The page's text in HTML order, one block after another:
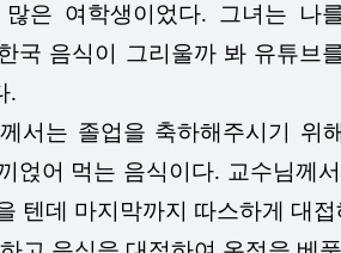
은 여학생이었다. 그녀는
국 음식이 그리울까 봐 유튜브
.
서는 졸업을 축하해주시기
얹어 먹는 음식이다. 교수님께
텐데 마지막까지 따스하게 대